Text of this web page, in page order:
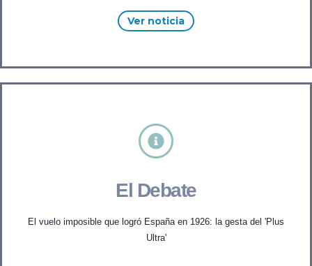
Ver noticia
El Debate
El vuelo imposible que logró España en 1926: la gesta del 'Plus
Ultra'